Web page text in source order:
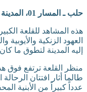
حلب ـ المسار 01، المدينة المتخيلة
هذه المشاهد للقلعة
العهود الزنكية
إليه المدينة لتطوق ما
منظر القلعة ترتفع فوق
طالما أثار افتتان الرحالة
عدداً كبيراً من الأبنية